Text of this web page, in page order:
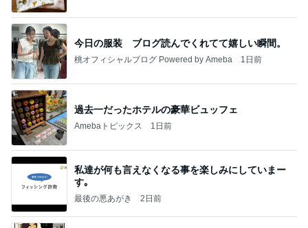
今日の服装 ブログ読んでくれてて嬉しい瞬間。
桃オフィシャルブログ Powered by Ameba 1日前
過去一だったホテルの豪華ビュッフェ
Amebaトピックス 1日前
私達が何も言えなくなる事を楽しみにしていまー
す｡
最後の悪あがき 2日前